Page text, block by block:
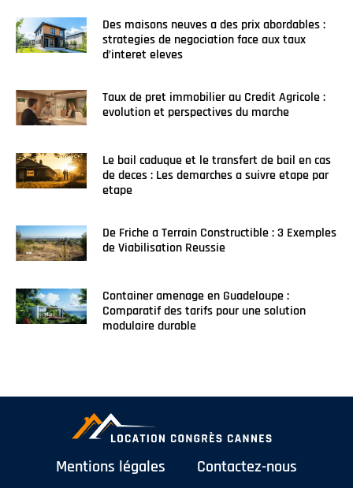
Des maisons neuves a des prix abordables :
strategies de negociation face aux taux
d’interet eleves
Taux de pret immobilier au Credit Agricole :
evolution et perspectives du marche
Le bail caduque et le transfert de bail en cas
de deces : Les demarches a suivre etape par
etape
De Friche a Terrain Constructible : 3 Exemples
de Viabilisation Reussie
Container amenage en Guadeloupe :
Comparatif des tarifs pour une solution
modulaire durable
Mentions légales Contactez-nous